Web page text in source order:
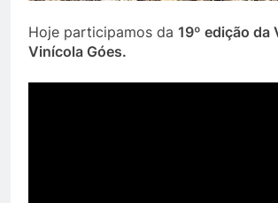
Hoje participamos da 19º edição da
Vinícola Góes.